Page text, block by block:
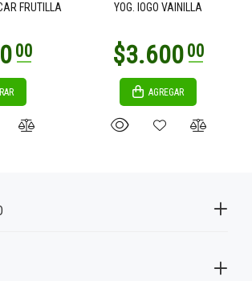
FRUTILLA YOG. IOGO VAINILLA
AGREGAR